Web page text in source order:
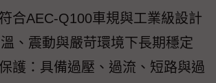
合AEC-Q100車規與工業級設計
、震動與嚴苛環境下長期穩定
護：具備過壓、過流、短路與過